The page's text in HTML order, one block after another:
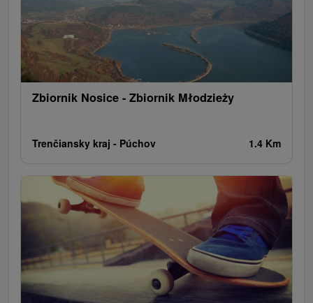
Zbiornik Nosice - Zbiornik Młodzieży
Trenčiansky kraj - Púchov 1.4 Km